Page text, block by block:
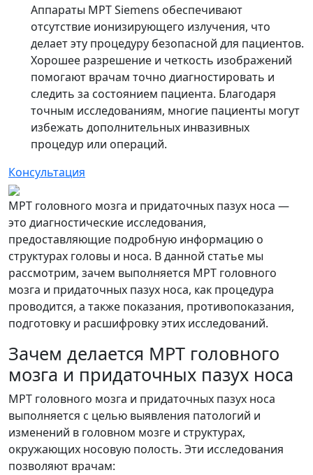
Аппараты МРТ Siemens обеспечивают
отсутствие ионизирующего излучения, что
делает эту процедуру безопасной для пациентов.
Хорошее разрешение и четкость изображений
помогают врачам точно диагностировать и
следить за состоянием пациента. Благодаря
точным исследованиям, многие пациенты могут
избежать дополнительных инвазивных
процедур или операций.
Консультация
МРТ головного мозга и придаточных пазух носа —
это диагностические исследования,
предоставляющие подробную информацию о
структурах головы и носа. В данной статье мы
рассмотрим, зачем выполняется МРТ головного
мозга и придаточных пазух носа, как процедура
проводится, а также показания, противопоказания,
подготовку и расшифровку этих исследований.
Зачем делается МРТ головного
мозга и придаточных пазух носа
МРТ головного мозга и придаточных пазух носа
выполняется с целью выявления патологий и
изменений в головном мозге и структурах,
окружающих носовую полость. Эти исследования
позволяют врачам: